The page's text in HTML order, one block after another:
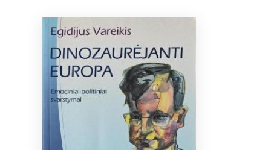
Naujienos
Bibliotekoms